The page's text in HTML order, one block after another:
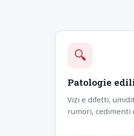
🔍
Patologie
Vizi e difetti,
rumori, cedimenti